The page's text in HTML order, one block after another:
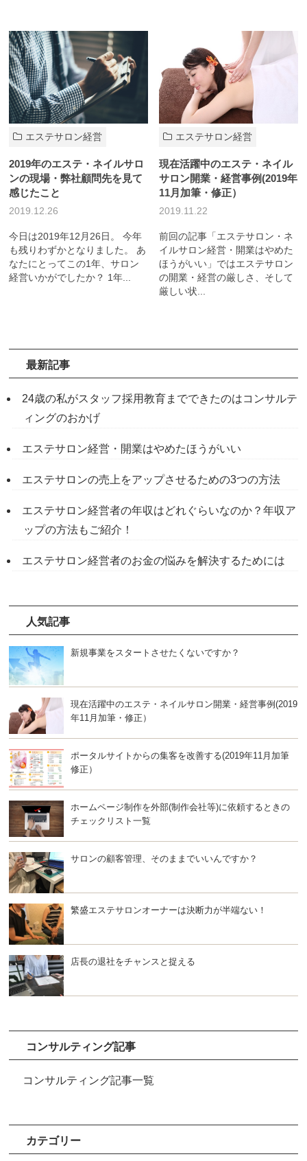
エステサロン経営
2019年のエステ・ネイルサロ
ンの現場・弊社顧問先を見て
感じたこと
2019.12.26
今日は2019年12月26日。 今年
も残りわずかとなりました。 あ
なたにとってこの1年、サロン
経営いかがでしたか？ 1年...
エステサロン経営
現在活躍中のエステ・ネイル
サロン開業・経営事例(2019年
11月加筆・修正）
2019.11.22
前回の記事「エステサロン・ネ
イルサロン経営・開業はやめた
ほうがいい」ではエステサロン
の開業・経営の厳しさ、そして
厳しい状...
最新記事
24歳の私がスタッフ採用教育までできたのはコンサルテ
ィングのおかげ
エステサロン経営・開業はやめたほうがいい
エステサロンの売上をアップさせるための3つの方法
エステサロン経営者の年収はどれぐらいなのか？年収ア
ップの方法もご紹介！
エステサロン経営者のお金の悩みを解決するためには
人気記事
新規事業をスタートさせたくないですか？
現在活躍中のエステ・ネイルサロン開業・経営事例(2019
年11月加筆・修正）
ポータルサイトからの集客を改善する(2019年11月加筆
修正）
ホームページ制作を外部(制作会社等)に依頼するときの
チェックリスト一覧
サロンの顧客管理、そのままでいいんですか？
繁盛エステサロンオーナーは決断力が半端ない！
店長の退社をチャンスと捉える
コンサルティング記事
コンサルティング記事一覧
カテゴリー